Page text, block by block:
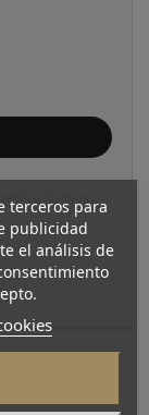
las piezas.
terceros para
publicidad
el análisis de